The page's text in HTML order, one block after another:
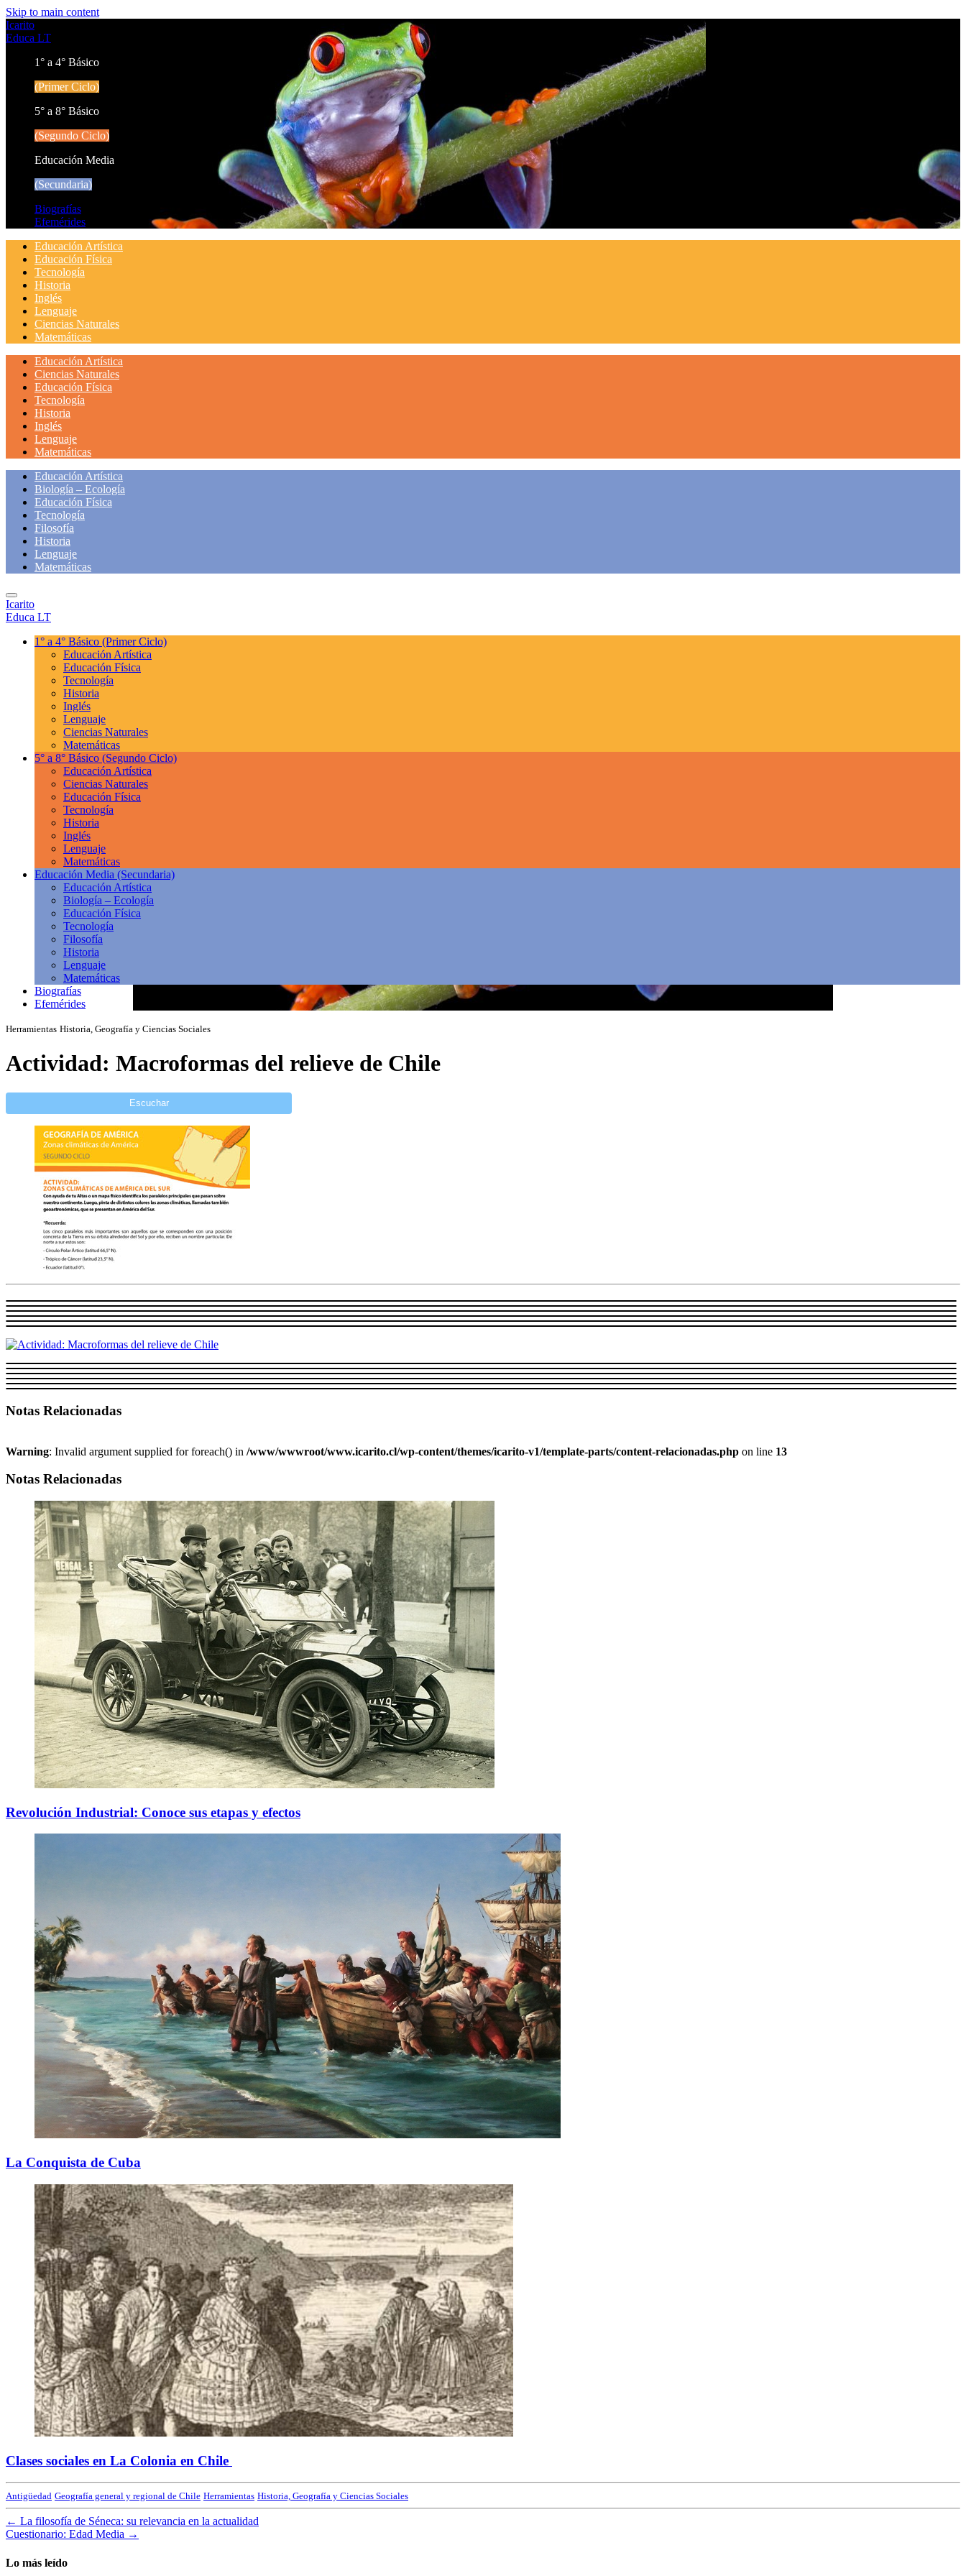
Skip to main content
Icarito
Educa LT
1° a 4° Básico
(Primer Ciclo)
5° a 8° Básico
(Segundo Ciclo)
Educación Media
(Secundaria)
Biografías
Efemérides
Educación Artística
Educación Física
Tecnología
Historia
Inglés
Lenguaje
Ciencias Naturales
Matemáticas
Educación Artística
Ciencias Naturales
Educación Física
Tecnología
Historia
Inglés
Lenguaje
Matemáticas
Educación Artística
Biología – Ecología
Educación Física
Tecnología
Filosofía
Historia
Lenguaje
Matemáticas
Icarito
Educa LT
1° a 4° Básico (Primer Ciclo)
Educación Artística
Educación Física
Tecnología
Historia
Inglés
Lenguaje
Ciencias Naturales
Matemáticas
5° a 8° Básico (Segundo Ciclo)
Educación Artística
Ciencias Naturales
Educación Física
Tecnología
Historia
Inglés
Lenguaje
Matemáticas
Educación Media (Secundaria)
Educación Artística
Biología – Ecología
Educación Física
Tecnología
Filosofía
Historia
Lenguaje
Matemáticas
Biografías
Efemérides
Herramientas Historia, Geografía y Ciencias Sociales
Actividad: Macroformas del relieve de Chile
Escuchar
Notas Relacionadas
Warning: Invalid argument supplied for foreach() in /www/wwwroot/www.icarito.cl/wp-content/themes/icarito-v1/template-parts/content-relacionadas.php on line 13
Notas Relacionadas
Revolución Industrial: Conoce sus etapas y efectos
La Conquista de Cuba
Clases sociales en La Colonia en Chile
Antigüedad Geografía general y regional de Chile Herramientas Historia, Geografía y Ciencias Sociales
← La filosofía de Séneca: su relevancia en la actualidad
Cuestionario: Edad Media →
Lo más leído